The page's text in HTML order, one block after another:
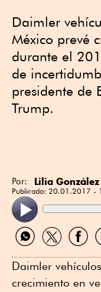
Daimler
México prevé
durante el
de
presidente de
Trump.
Por: Lilia González
Publicado: 20.01.2017 -
Compartir
por
Compartir
por
por
Daimler
crecimiento en